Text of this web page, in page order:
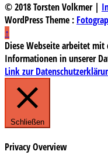
© 2018 Torsten Volkmer |
WordPress Theme :
↑
Diese Webseite arbeitet
Informationen in unserer
Link zur
Schließen
Privacy Overview